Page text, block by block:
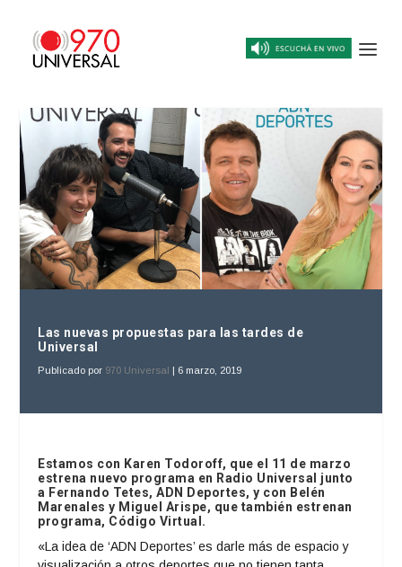
Las nuevas propuestas para las tardes de
Universal
Publicado por 970 Universal | 6 marzo, 2019
Estamos con Karen Todoroff, que el 11 de marzo
estrena nuevo programa en Radio Universal junto
a Fernando Tetes, ADN Deportes, y con Belén
Marenales y Miguel Arispe, que también estrenan
programa, Código Virtual.
«La idea de ‘ADN Deportes’ es darle más de espacio y